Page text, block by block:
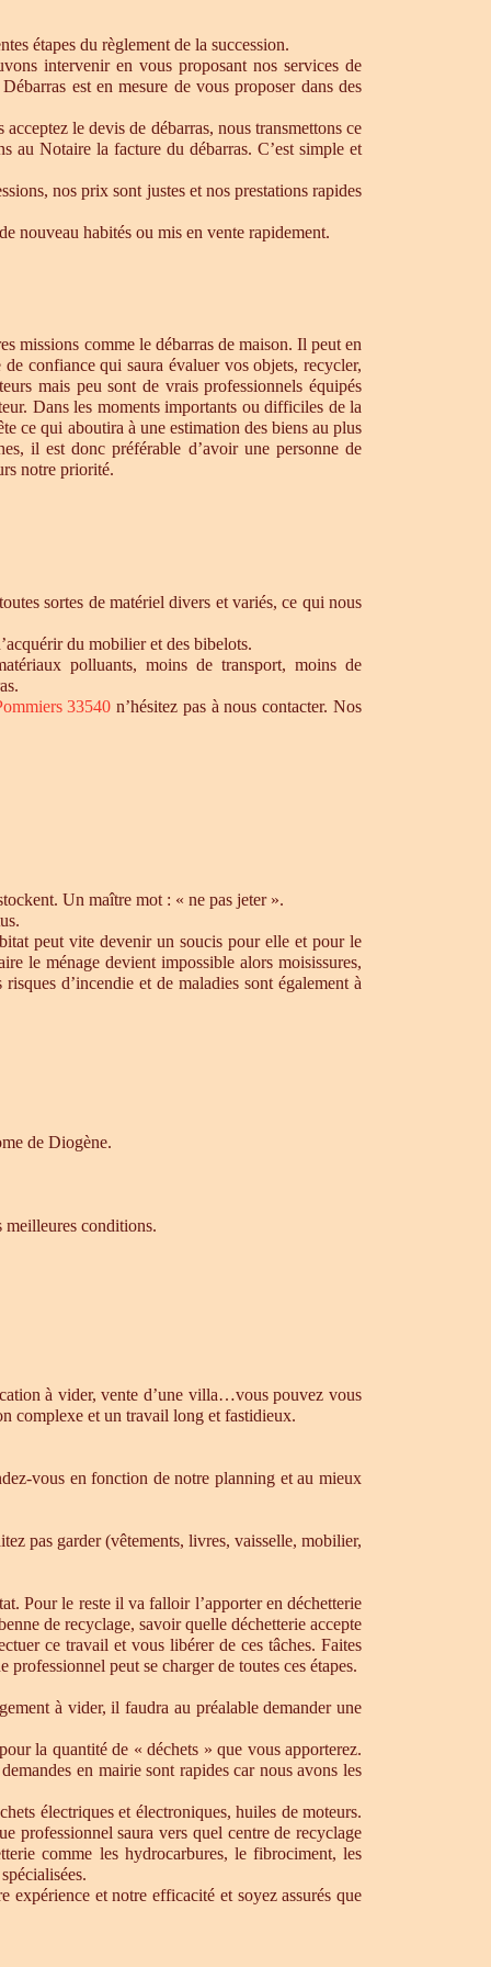
étapes du règlement de la succession.
intervenir en vous proposant nos services de
est en mesure de vous proposer dans des
le devis de débarras, nous transmettons ce
au Notaire la facture du débarras. C’est simple et
nos prix sont justes et nos prestations rapides
nouveau habités ou mis en vente rapidement.
missions comme le débarras de maison. Il peut en
confiance qui saura évaluer vos objets, recycler,
mais peu sont de vrais professionnels équipés
Dans les moments importants ou difficiles de la
ce qui aboutira à une estimation des biens au plus
il est donc préférable d’avoir une personne de
notre priorité.
sortes de matériel divers et variés, ce qui nous
du mobilier et des bibelots.
polluants, moins de transport, moins de
33540n’hésitez pas à nous contacter. Nos
Un maître mot : « ne pas jeter ».
peut vite devenir un soucis pour elle et pour le
le ménage devient impossible alors moisissures,
d’incendie et de maladies sont également à
de Diogène.
meilleures conditions.
à vider, vente d’une villa…vous pouvez vous
complexe et un travail long et fastidieux.
vous en fonction de notre planning et au mieux
pas garder (vêtements, livres, vaisselle, mobilier,
Pour le reste il va falloir l’apporter en déchetterie
de recyclage, savoir quelle déchetterie accepte
ce travail et vous libérer de ces tâches. Faites
peut se charger de toutes ces étapes.
à vider, il faudra au préalable demander une
la quantité de « déchets » que vous apporterez.
en mairie sont rapides car nous avons les
électriques et électroniques, huiles de moteurs.
professionnel saura vers quel centre de recyclage
comme les hydrocarbures, le fibrociment, les
expérience et notre efficacité et soyez assurés que